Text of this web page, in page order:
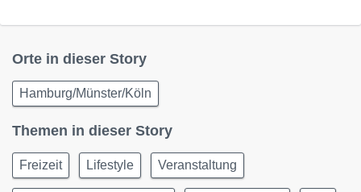
Orte in dieser Story
Hamburg/Münster/Köln
Themen in dieser Story
Freizeit Lifestyle Veranstaltung